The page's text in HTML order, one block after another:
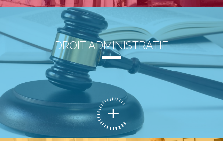
DROIT ADMINISTRATIF